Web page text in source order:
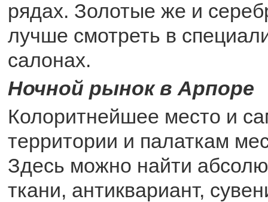
рядах. Золотые же и
лучше смотреть в
салонах.
Ночной рынок в Арпоре
Колоритнейшее место и
территории и палаткам
Здесь можно найти
ткани, антиквариант,